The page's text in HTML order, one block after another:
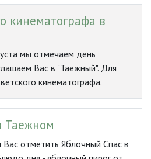
кинематографа в
мы отмечаем день
Вас в "Таежный". Для
кинематографа.
Таежном
Вас отметить Яблочный Спас в